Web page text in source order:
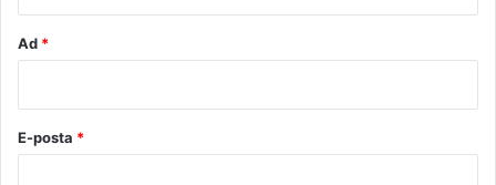
Ad *
E-posta *